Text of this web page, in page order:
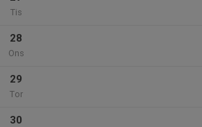
Tis
28
Ons
29
Tor
30